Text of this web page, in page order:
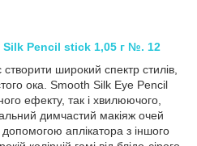
Pencil stick 1,05 г №. 12
широкий спектр стилів,
ока. Smooth Silk Eye Pencil
ефекту, так і хвилюючого,
димчастий макіяж очей
аплікатора з іншого